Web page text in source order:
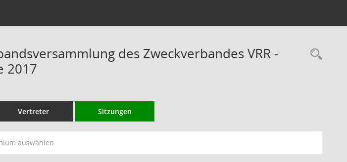
des Zweckverbandes VRR -
2017
Vertreter Sitzungen
auswählen